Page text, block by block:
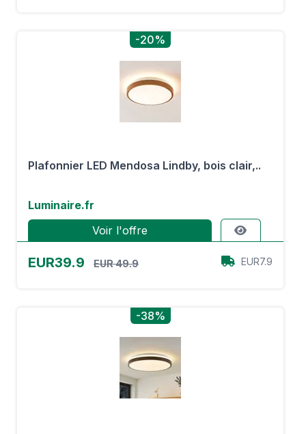
-20%
Plafonnier LED Mendosa Lindby, bois clair,..
Luminaire.fr
Voir l'offre
EUR39.9 EUR 49.9 EUR7.9
-38%